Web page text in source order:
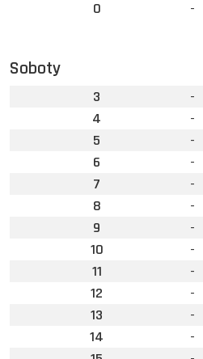
0
-
Soboty
3
-
4
-
5
-
6
-
7
-
8
-
9
-
10
-
11
-
12
-
13
-
14
-